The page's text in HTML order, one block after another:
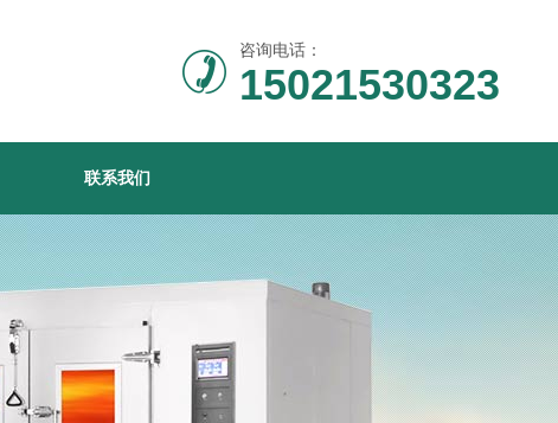
咨询电话：
15021530323
联系我们